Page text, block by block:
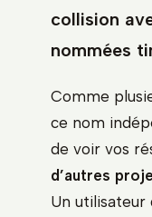
collision
nommées
Comme
ce nom
de voir vos
d’autres
Un